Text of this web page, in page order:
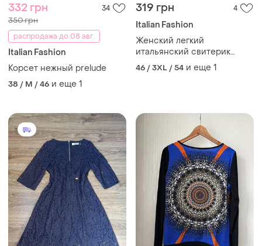
332 грн 34
350 грн
распродажа до 08 авг.
Italian Fashion
Корсет нежный prelude
38 / M / 46 и еще 1
319 грн 4
Italian Fashion
Женский легкий
итальянский свитерик
блузон изоумрудного цвета
+ size
46 / 3XL / 54 и еще 1